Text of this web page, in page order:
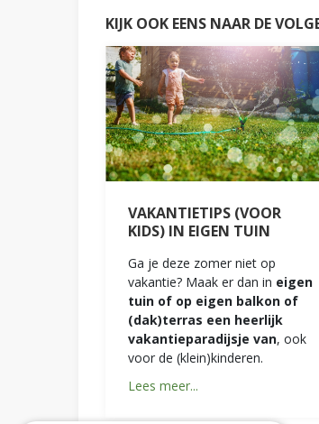
KIJK OOK EENS NAAR DE
VAKANTIETIPS (VOOR
KIDS) IN EIGEN TUIN
Ga je deze zomer niet op
vakantie? Maak er dan in eigen
tuin of op eigen balkon of
(dak)terras een heerlijk
vakantieparadijsje van, ook
voor de (klein)kinderen.
Lees meer...